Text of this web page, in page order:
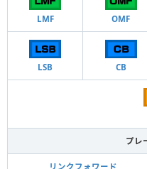
LMF OMF
LSB CB
プレ
リンクフォワード